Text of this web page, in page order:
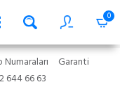
0
Garanti
644 66 63